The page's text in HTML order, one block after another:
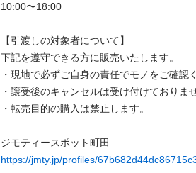
10:00〜18:00
【引渡しの対象者について】
下記を遵守できる⽅に販売いたします。
・現地で必ずご⾃⾝の責任でモノをご確認
・譲受後のキャンセルは受け付けておりま
・転売⽬的の購⼊は禁⽌します。
https://jmty.jp/profiles/